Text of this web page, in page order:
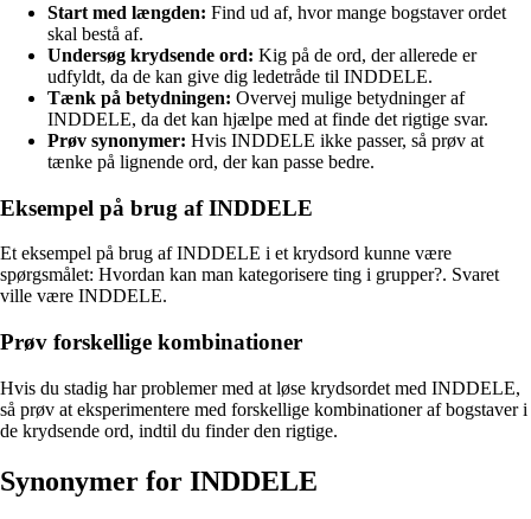
Start med længden: Find ud af, hvor mange bogstaver ordet
skal bestå af.
Undersøg krydsende ord: Kig på de ord, der allerede er
udfyldt, da de kan give dig ledetråde til INDDELE.
Tænk på betydningen: Overvej mulige betydninger af
INDDELE, da det kan hjælpe med at finde det rigtige svar.
Prøv synonymer: Hvis INDDELE ikke passer, så prøv at
tænke på lignende ord, der kan passe bedre.
Eksempel på brug af INDDELE
Et eksempel på brug af INDDELE i et krydsord kunne være
spørgsmålet: Hvordan kan man kategorisere ting i grupper?. Svaret
ville være INDDELE.
Prøv forskellige kombinationer
Hvis du stadig har problemer med at løse krydsordet med INDDELE,
så prøv at eksperimentere med forskellige kombinationer af bogstaver i
de krydsende ord, indtil du finder den rigtige.
Synonymer for INDDELE